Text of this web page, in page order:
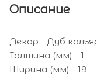
Описание
Декор - Дуб
Толщина (мм) - 1
Ширина (мм) - 19